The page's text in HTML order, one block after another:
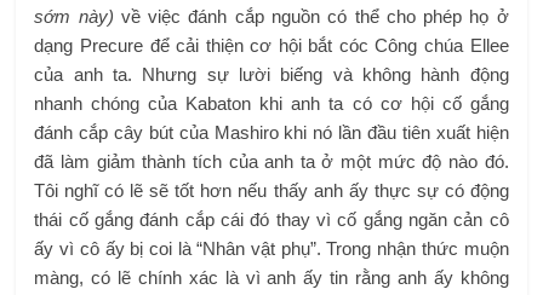
sớm này) về việc đánh cắp nguồn có thể cho phép họ ở
dạng Precure để cải thiện cơ hội bắt cóc Công chúa Ellee
của anh ta. Nhưng sự lười biếng và không hành động
nhanh chóng của Kabaton khi anh ta có cơ hội cố gắng
đánh cắp cây bút của Mashiro khi nó lần đầu tiên xuất hiện
đã làm giảm thành tích của anh ta ở một mức độ nào đó.
Tôi nghĩ có lẽ sẽ tốt hơn nếu thấy anh ấy thực sự có động
thái cố gắng đánh cắp cái đó thay vì cố gắng ngăn cản cô
ấy vì cô ấy bị coi là “Nhân vật phụ”. Trong nhận thức muộn
màng, có lẽ chính xác là vì anh ấy tin rằng anh ấy không